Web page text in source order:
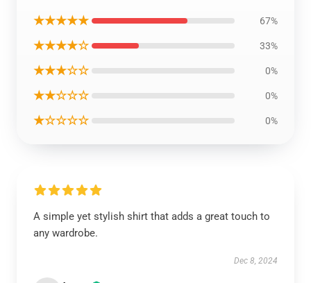
★★★★★ 67%
★★★★☆ 33%
★★★☆☆ 0%
★★☆☆☆ 0%
★☆☆☆☆ 0%
A simple yet stylish shirt that adds a great touch to
any wardrobe.
Dec 8, 2024